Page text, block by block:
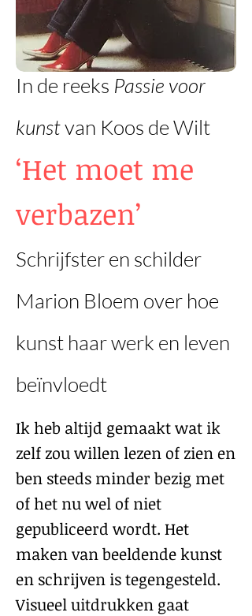
In de reeks Passie voor
kunstvan Koos de Wilt
‘Het moet me
verbazen’
Schrijfster en schilder
Marion Bloem over hoe
kunst haar werk en leven
beïnvloedt
Ik heb altijd gemaakt wat ik
zelf zou willen lezen of zien en
ben steeds minder bezig met
of het nu wel of niet
gepubliceerd wordt. Het
maken van beeldende kunst
en schrijven is tegengesteld.
Visueel uitdrukken gaat